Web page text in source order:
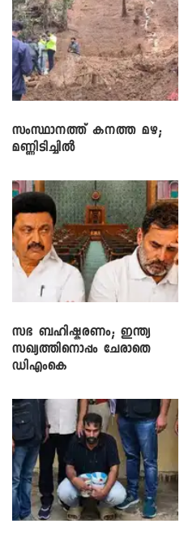
സംസ്ഥാനത്ത് കനത്ത മഴ;
മണ്ണിടിച്ചിൽ
സഭ ബഹിഷ്കരണം; ഇന്ത്യ
സഖ്യത്തിനൊപ്പം ചേരാതെ
ഡിഎംകെ